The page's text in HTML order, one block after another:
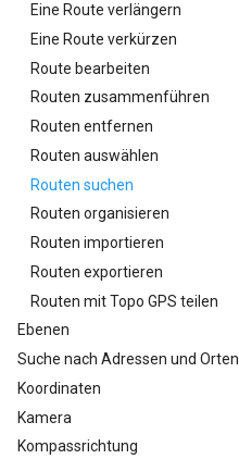
Eine Route verlängern
Eine Route verkürzen
Route bearbeiten
Routen zusammenführen
Routen entfernen
Routen auswählen
Routen suchen
Routen organisieren
Routen importieren
Routen exportieren
Routen mit Topo GPS teilen
Ebenen
Suche nach Adressen und Orten
Koordinaten
Kamera
Kompassrichtung